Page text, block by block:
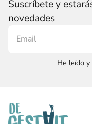
Suscríbete y
novedades
He leído